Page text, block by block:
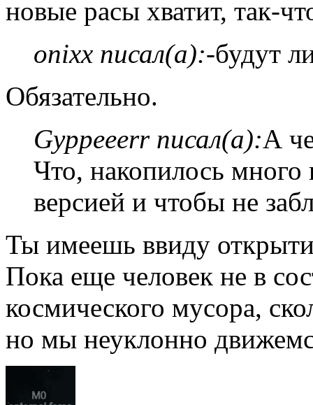
новые расы хватит, так-
onixx писал(а):-будут
Обязательно.
Gyppeeerr писал(а):А
Что, накопилось много
версией и чтобы не
Ты имеешь ввиду
Пока еще человек не в
космического мусора,
но мы неуклонно